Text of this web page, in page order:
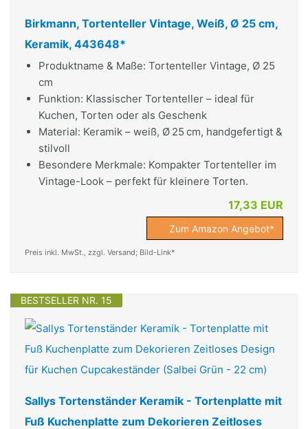
Birkmann, Tortenteller Vintage, Weiß, Ø 25 cm,
Keramik, 443648*
Produktname & Maße: Tortenteller Vintage, Ø 25
cm
Funktion: Klassischer Tortenteller – ideal für
Kuchen, Torten oder als Geschenk
Material: Keramik – weiß, Ø 25 cm, handgefertigt &
stilvoll
Besondere Merkmale: Kompakter Tortenteller im
Vintage-Look – perfekt für kleinere Torten.
17,33 EUR
Zum Amazon Angebot*
Preis inkl. MwSt., zzgl. Versand; Bild-Link*
BESTSELLER NR. 15
Sallys Tortenständer Keramik - Tortenplatte mit
Fuß Kuchenplatte zum Dekorieren Zeitloses